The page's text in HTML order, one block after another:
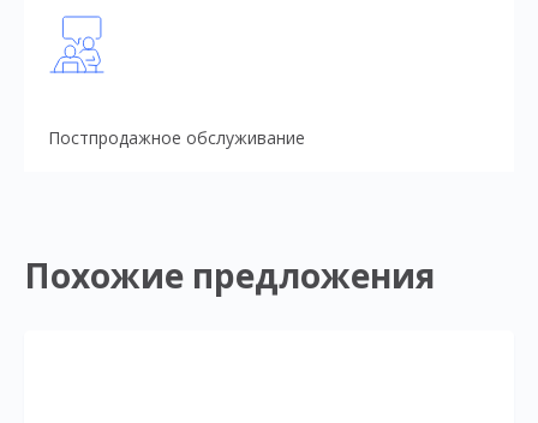
Постпродажное обслуживание
Похожие предложения